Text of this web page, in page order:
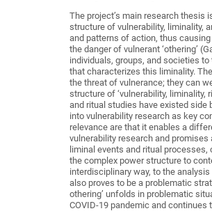
The project’s main research
structure of vulnerability, liminality,
and patterns of action, thus
the danger of vulnerant ‘othering’
individuals, groups, and societies
that characterizes this liminality.
the threat of vulnerance; they can
structure of ‘vulnerability,
and ritual studies have existed side
into vulnerability research as key
relevance are that it enables a
vulnerability research and
liminal events and ritual
the complex power structure to
interdisciplinary way, to the
also proves to be a problematic
othering’ unfolds in problematic
COVID-19 pandemic and continues